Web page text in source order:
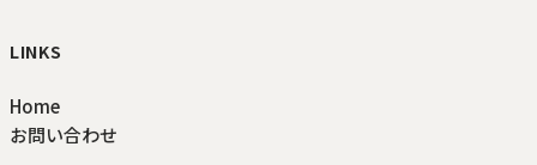
LINKS
Home
お問い合わせ